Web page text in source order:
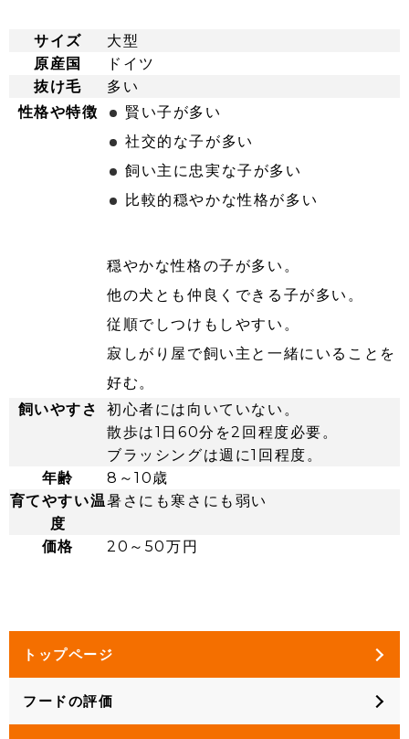
サイズ
大型
原産国
ドイツ
抜け毛
多い
性格や特徴
賢い子が多い
社交的な子が多い
飼い主に忠実な子が多い
比較的穏やかな性格が多い
穏やかな性格の子が多い。
他の犬とも仲良くできる子が多い。
従順でしつけもしやすい。
寂しがり屋で飼い主と一緒にいることを
好む。
飼いやすさ
初心者には向いていない。
散歩は1日60分を2回程度必要。
ブラッシングは週に1回程度。
年齢
8～10歳
育てやすい温
度
暑さにも寒さにも弱い
価格 20～50万円
トップページ
フードの評価